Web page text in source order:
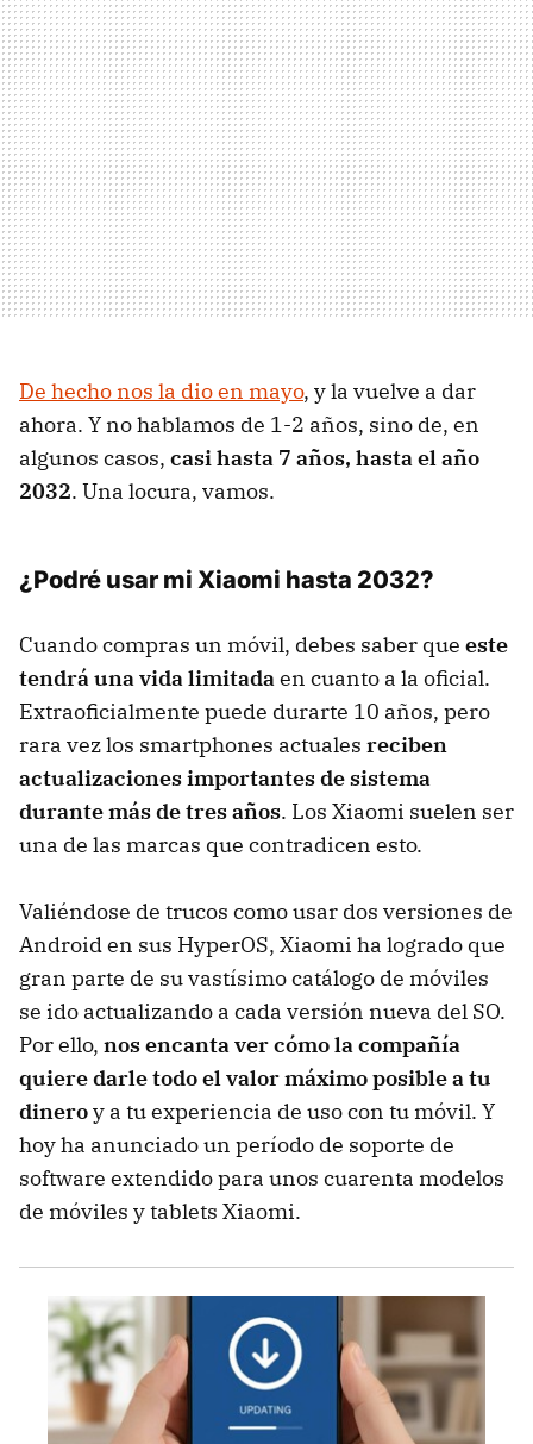
De hecho nos la dio en mayo, y la vuelve a dar
ahora. Y no hablamos de 1-2 años, sino de, en
algunos casos, casi hasta 7 años, hasta el año
2032. Una locura, vamos.
¿Podré usar mi Xiaomi hasta 2032?
Cuando compras un móvil, debes saber que este
tendrá una vida limitadaen cuanto a la oficial.
Extraoficialmente puede durarte 10 años, pero
rara vez los smartphones actuales reciben
actualizaciones importantes de sistema
durante más de tres años. Los Xiaomi suelen ser
una de las marcas que contradicen esto.
Valiéndose de trucos como usar dos versiones de
Android en sus HyperOS, Xiaomi ha logrado que
gran parte de su vastísimo catálogo de móviles
se ido actualizando a cada versión nueva del SO.
Por ello, nos encanta ver cómo la compañía
quiere darle todo el valor máximo posible a tu
dineroy a tu experiencia de uso con tu móvil. Y
hoy ha anunciado un período de soporte de
software extendido para unos cuarenta modelos
de móviles y tablets Xiaomi.